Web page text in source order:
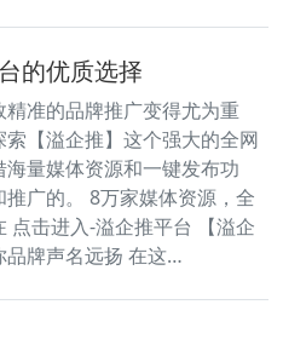
的优质选择
准的品牌推广变得尤为重
【溢企推】这个强大的全网
量媒体资源和一键发布功
广的。 8万家媒体资源，全
点击进入-溢企推平台 【溢企
牌声名远扬 在这…